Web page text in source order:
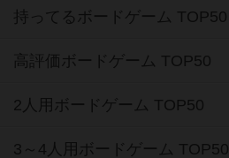
持ってるボードゲーム TOP50
高評価ボードゲーム TOP50
2人用ボードゲーム TOP50
3～4人用ボードゲーム TOP50